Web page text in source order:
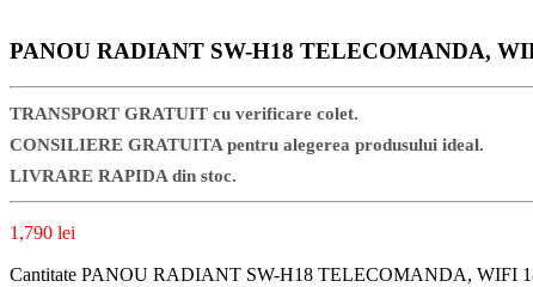
PANOU RADIANT SW-H18 TELECOMANDA,
TRANSPORT GRATUIT cu verificare colet.
CONSILIERE GRATUITA pentru alegerea produsului ideal.
LIVRARE RAPIDA din stoc.
1,790 lei
Cantitate PANOU RADIANT SW-H18 TELECOMANDA, WIFI